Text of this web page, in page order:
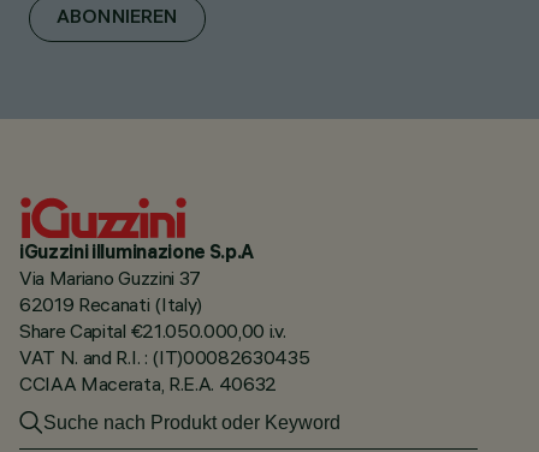
ABONNIEREN
iGuzzini illuminazione S.p.A
Via Mariano Guzzini 37
62019 Recanati (Italy)
Share Capital €21.050.000,00 i.v.
VAT N. and R.I. : (IT)00082630435
CCIAA Macerata, R.E.A. 40632